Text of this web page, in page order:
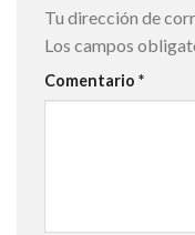
Tu dirección de
Los campos
Comentario *